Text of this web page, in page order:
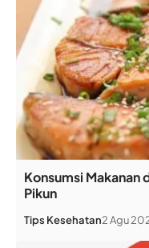
Konsumsi Makanan
Pikun
Tips Kesehatan2 Agu